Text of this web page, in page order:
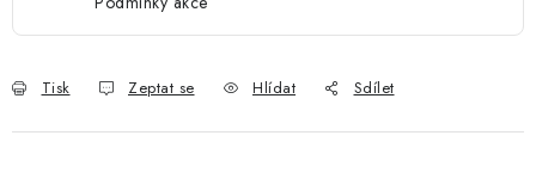
Tisk Zeptat se Hlídat Sdílet